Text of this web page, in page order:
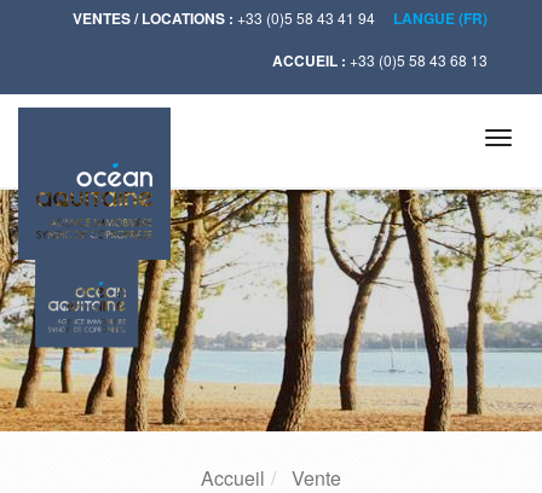
LANGUE (FR)
VENTES / LOCATIONS : +33 (0)5 58 43 41 94
ACCUEIL : +33 (0)5 58 43 68 13
Accueil
Vente